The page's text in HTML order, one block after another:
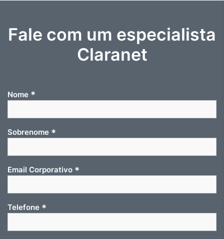
Fale com um especialista
Claranet
Nome *
Sobrenome *
Email Corporativo *
Telefone *